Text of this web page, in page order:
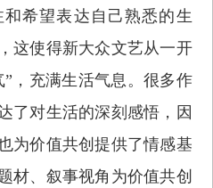
希望表达自己熟悉的生
这使得新大众文艺从一开
，充满生活气息。很多作
了对生活的深刻感悟，因
为价值共创提供了情感基
材、叙事视角为价值共创